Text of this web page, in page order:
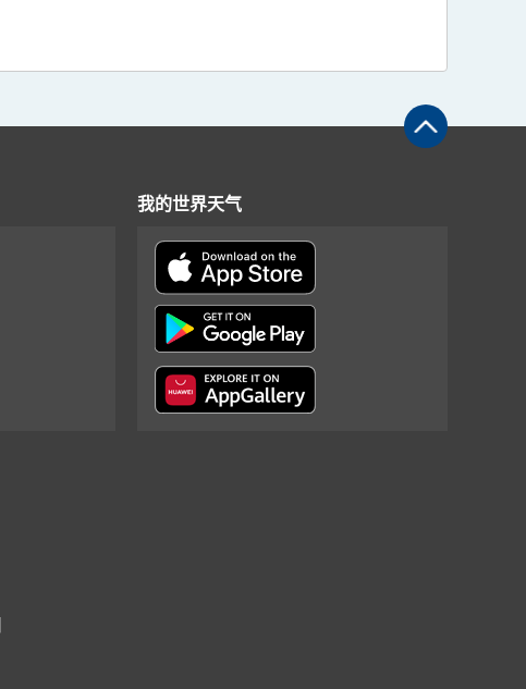
我的世界天气